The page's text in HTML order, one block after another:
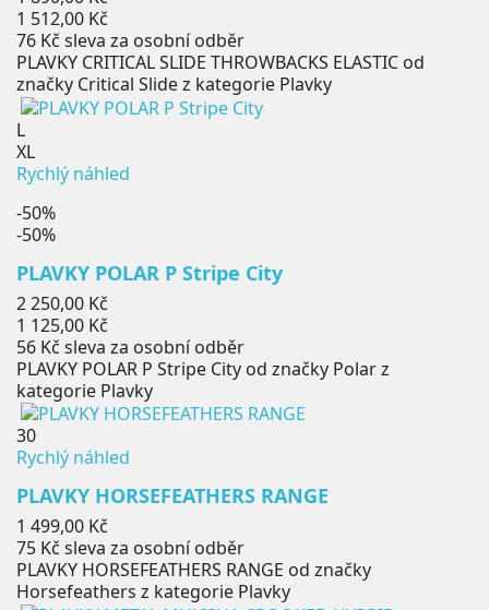
cena
Cena
1 512,00 Kč
76 Kč sleva za osobní odběr
PLAVKY CRITICAL SLIDE THROWBACKS ELASTIC od
značky Critical Slide z kategorie Plavky
L
XL
Rychlý náhled
-50%
-50%
PLAVKY POLAR P Stripe City
Běžná
cena
2 250,00 Kč
Cena
1 125,00 Kč
56 Kč sleva za osobní odběr
PLAVKY POLAR P Stripe City od značky Polar z
kategorie Plavky
30
Rychlý náhled
PLAVKY HORSEFEATHERS RANGE
Cena
1 499,00 Kč
75 Kč sleva za osobní odběr
PLAVKY HORSEFEATHERS RANGE od značky
Horsefeathers z kategorie Plavky